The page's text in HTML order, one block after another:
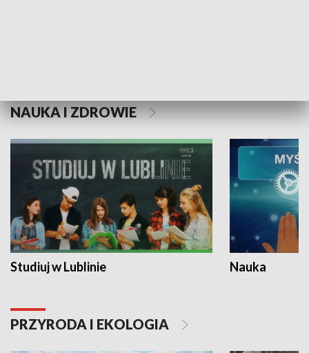
NAUKA I ZDROWIE
Studiuj w Lublinie Nauka
PRZYRODA I EKOLOGIA